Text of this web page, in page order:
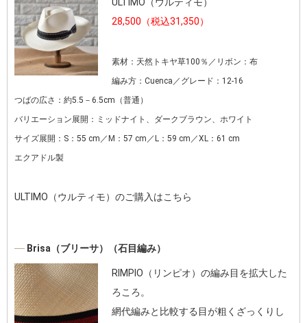
28,500（税込31,350）
素材：天然トキヤ草100％／リボン：布
編み方：Cuenca／グレード：12-16
つばの広さ：約5.5－6.5cm（普通）
バリエーション展開：ミッドナイト、ダークブラウン、ホワイト
サイズ展開：S：55 cm／M：57 cm／L：59 cm／XL：61 cm
エクアドル製
ULTIMO（ウルティモ）のご購入はこちら
Brisa（ブリーサ）（石目編み）
RIMPIO（リンピオ）の編み目を拡大した
ろころ。
網代編みと比較する目が粗くざっくりし